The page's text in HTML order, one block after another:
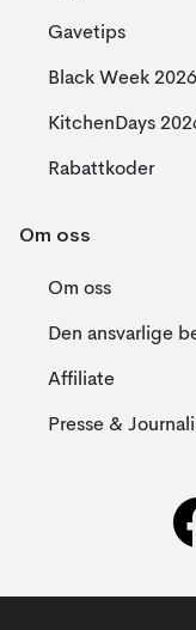
Gavetips
Black Week 2026
KitchenDays
Rabattkoder
Om oss
Om oss
Den ansvarlige
Affiliate
Presse &